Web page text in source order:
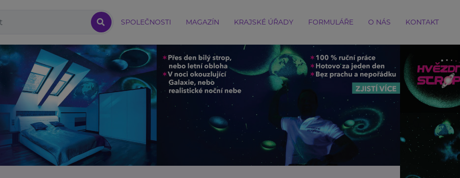
SPOLEČNOSTI MAGAZÍN KRAJSKÉ ÚŘADY FORMULÁŘE O NÁS KONTAKT